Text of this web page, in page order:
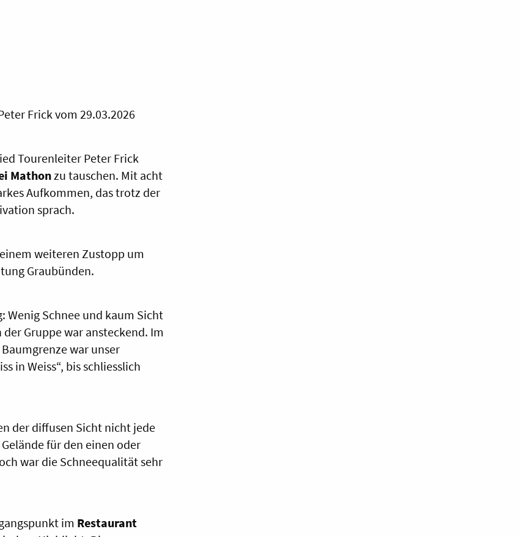
Frick vom 29.03.2026
Tourenleiter Peter Frick
Mathonzu tauschen. Mit acht
Aufkommen, das trotz der
sprach.
weiteren Zustopp um
Graubünden.
Wenig Schnee und kaum Sicht
Gruppe war ansteckend. Im
war unser
in Weiss“, bis schliesslich
der diffusen Sicht nicht jede
für den einen oder
war die Schneequalität sehr
im Restaurant